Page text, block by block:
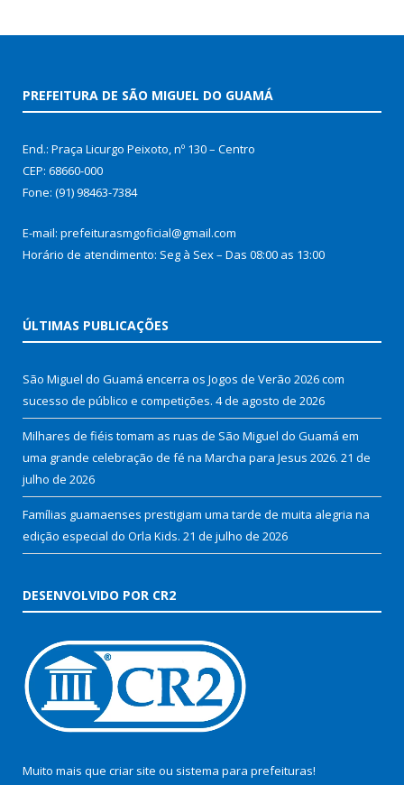
PREFEITURA DE SÃO MIGUEL DO GUAMÁ
End.: Praça Licurgo Peixoto, nº 130 – Centro
CEP: 68660-000
Fone: (91) 98463-7384
E-mail: prefeiturasmgoficial@gmail.com
Horário de atendimento: Seg à Sex – Das 08:00 as 13:00
ÚLTIMAS PUBLICAÇÕES
São Miguel do Guamá encerra os Jogos de Verão 2026 com
sucesso de público e competições. 4 de agosto de 2026
Milhares de fiéis tomam as ruas de São Miguel do Guamá em
uma grande celebração de fé na Marcha para Jesus 2026. 21 de
julho de 2026
Famílias guamaenses prestigiam uma tarde de muita alegria na
edição especial do Orla Kids. 21 de julho de 2026
DESENVOLVIDO POR CR2
Muito mais que criar site ou sistema para prefeituras!